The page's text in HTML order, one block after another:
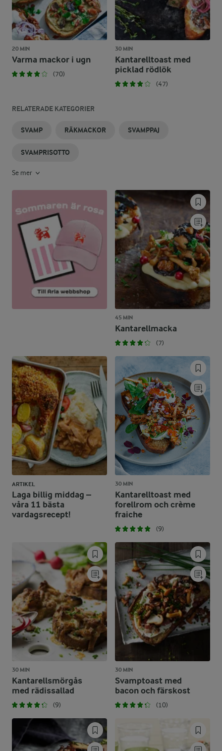
20 MIN
Varma mackor i ugn
(70)
30 MIN
Kantarelltoast med
picklad rödlök
(47)
RELATERADE KATEGORIER
SVAMP RÄKMACKOR SVAMPPAJ
SVAMPRISOTTO
Se mer
45 MIN
Kantarellmacka
(7)
ARTIKEL
Laga billig middag –
våra 11 bästa
vardagsrecept!
30 MIN
Kantarelltoast med
forellrom och crème
fraiche
(9)
30 MIN
Kantarellsmörgås
med rädissallad
(9)
30 MIN
Svamptoast med
bacon och färskost
(10)